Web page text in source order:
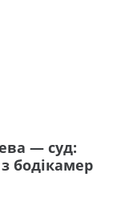
— суд:
бодікамер